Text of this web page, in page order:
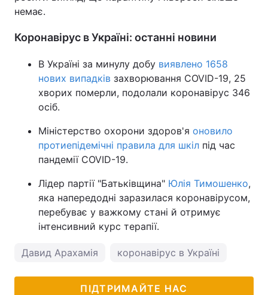
немає.
Коронавірус в Україні: останні новини
В Україні за минулу добу виявлено 1658
нових випадків захворювання COVID-19, 25
хворих померли, подолали коронавірус 346
осіб.
Міністерство охорони здоров'я оновило
протиепідемічні правила для шкіл під час
пандемії COVID-19.
Лідер партії "Батьківщина" Юлія Тимошенко,
яка напередодні заразилася коронавірусом,
перебуває у важкому стані й отримує
інтенсивний курс терапії.
Давид Арахамія коронавірус в Україні
ПІДТРИМАЙТЕ НАС